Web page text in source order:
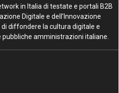
in Italia di testate e portali B2B
Digitale e dell’Innovazione
diffondere la cultura digitale e
amministrazioni italiane.